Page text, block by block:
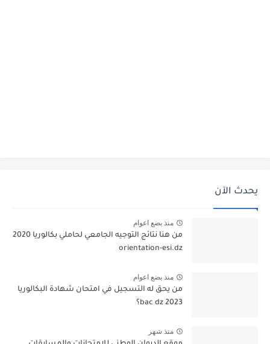
يحدث الآن
منذ بضع اعوام
من هنا نتائج التوجيه الجامعي لحاملي بكالوريا 2020
orientation-esi.dz
منذ بضع اعوام
من يحق له التسجيل في امتحان شهادة البكالوريا
bac dz 2023؟
منذ شهر